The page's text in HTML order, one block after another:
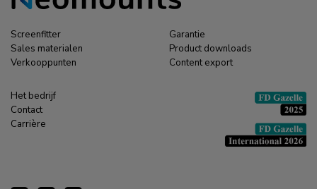
Screenfitter
Sales materialen
Verkooppunten
Garantie
Product downloads
Content export
Het bedrijf
Contact
Carrière